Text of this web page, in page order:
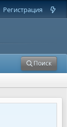
Регистрация
Поиск